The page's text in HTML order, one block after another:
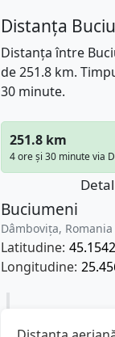
Distanța
Distanța între
de 251.8 km.
30 minute.
251.8 km
4 ore și 30 minute via
Buciumeni
Dâmbovița, Romania
Latitudine: 45.1542
Longitudine: